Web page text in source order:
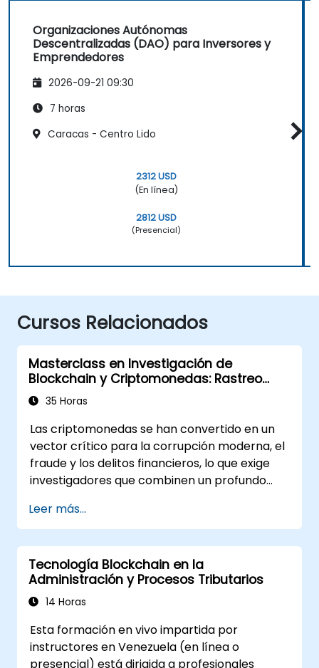
Organizaciones Autónomas
Descentralizadas (DAO) para Inversores y
Emprendedores
2026-09-21 09:30
7 horas
Caracas - Centro Lido
2312 USD
(En línea)
2812 USD
(Presencial)
Cursos Relacionados
Masterclass en Investigación de
Blockchain y Criptomonedas: Rastreo
Forense, AML y Operaciones
Anticorrupción
35 Horas
Las criptomonedas se han convertido en un
vector crítico para la corrupción moderna, el
fraude y los delitos financieros, lo que exige
investigadores que combinen un profundo
forense y conciencia legal. Este masterclass
dirigido por instructores guía a profesionales
técnicos intermedios hacia capacidades
operativas avanzadas en fundamentos de
blockchain, forensia de carteras y
transacciones, flujos en la dark web,
respuesta ante ransomware y lavado de
dinero entre cadenas (cross-chain). Cada día
Leer más...
Tecnología Blockchain en la
Administración y Procesos Tributarios
14 Horas
Esta formación en vivo impartida por
instructores en Venezuela (en línea o
presencial) está dirigida a profesionales